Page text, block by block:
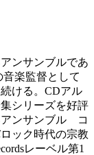
ンサンブルであ
楽監督として
ける。CDアル
シリーズを好評
アンサンブル コ
ック時代の宗教
レーベル第1